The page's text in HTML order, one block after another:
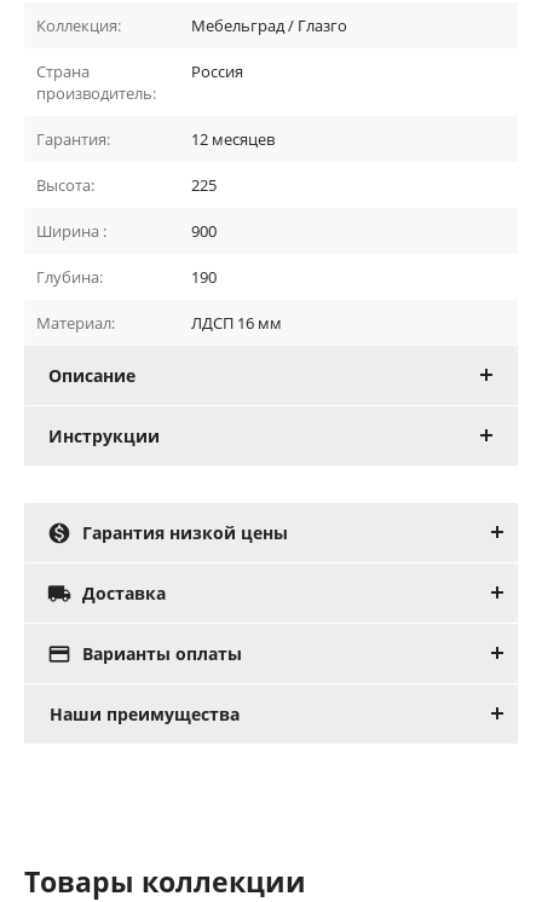
Коллекция: Мебельград / Глазго
Страна
производитель:
Россия
Гарантия: 12 месяцев
Высота: 225
Ширина : 900
Глубина: 190
Материал: ЛДСП 16 мм
Описание
Инструкции
 Гарантия низкой цены
 Доставка
 Варианты оплаты
Наши преимущества
Товары коллекции